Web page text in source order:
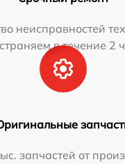
неисправностей
в течение 2
запчастей от